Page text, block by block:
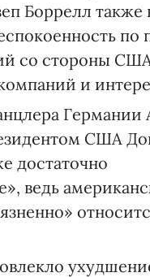
Боррелл также
по
со стороны
и
Германии
США
достаточно
ведь